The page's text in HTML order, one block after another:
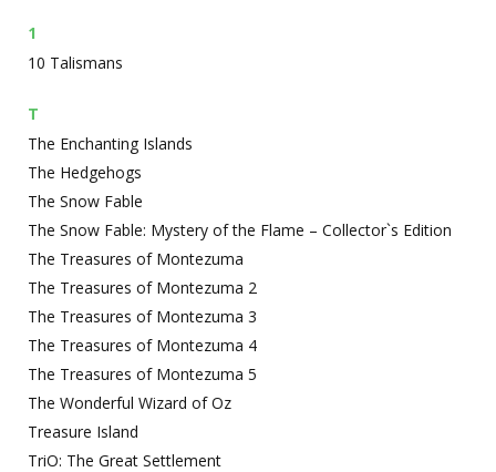
1
10 Talismans
T
The Enchanting Islands
The Hedgehogs
The Snow Fable
The Snow Fable: Mystery of the Flame – Collector`s Edition
The Treasures of Montezuma
The Treasures of Montezuma 2
The Treasures of Montezuma 3
The Treasures of Montezuma 4
The Treasures of Montezuma 5
The Wonderful Wizard of Oz
Treasure Island
TriO: The Great Settlement